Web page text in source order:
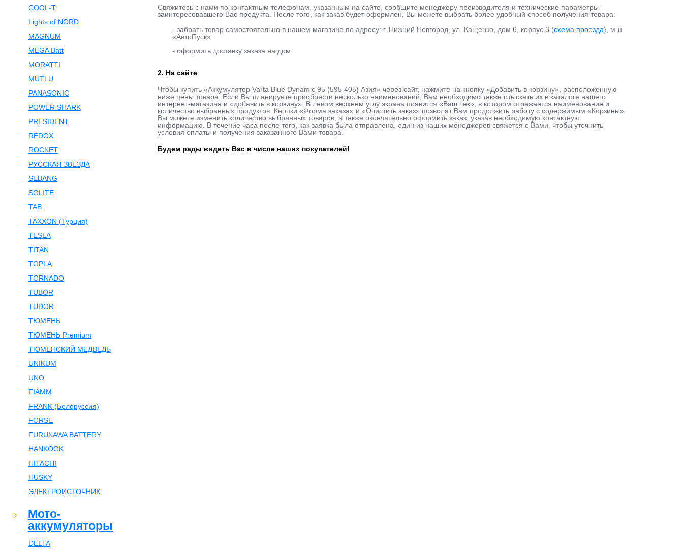
COOL-T
Lights of NORD
MAGNUM
MEGA Batt
MORATTI
MUTLU
PANASONIC
POWER SHARK
PRESIDENT
REDOX
ROCKET
РУССКАЯ ЗВЕЗДА
SEBANG
SOLITE
TAB
TAXXON (Турция)
TESLA
TITAN
TOPLA
TORNADO
TUBOR
TUDOR
ТЮМЕНЬ
ТЮМЕНЬ Premium
ТЮМЕНСКИЙ МЕДВЕДЬ
UNIKUM
UNO
FIAMM
FRANK (Белоруссия)
FORSE
FURUKAWA BATTERY
HANKOOK
HITACHI
HUSKY
ЭЛЕКТРОИСТОЧНИК
Мото-
аккумуляторы
DELTA
Свяжитесь с нами по контактным телефонам, указанным на сайте, сообщите менеджеру производителя и технические параметры
заинтересовавшего Вас продукта. После того, как заказ будет оформлен, Вы можете выбрать более удобный способ получения товара:
- забрать товар самостоятельно в нашем магазине по адресу: г. Нижний Новгород, ул. Кащенко, дом 6, корпус 3 (схема проезда), м-н
«АвтоПуск»
- оформить доставку заказа на дом.
2. На сайте
Чтобы купить «Аккумулятор Varta Blue Dynamic 95 (595 405) Азия» через сайт, нажмите на кнопку «Добавить в корзину», расположенную
ниже цены товара. Если Вы планируете приобрести несколько наименований, Вам необходимо также отыскать их в каталоге нашего
интернет-магазина и «добавить в корзину». В левом верхнем углу экрана появится «Ваш чек», в котором отражается наименование и
количество выбранных продуктов. Кнопки «Форма заказа» и «Очистить заказ» позволят Вам продолжить работу с содержимым «Корзины».
Вы можете изменить количество выбранных товаров, а также окончательно оформить заказ, указав необходимую контактную
информацию. В течение часа после того, как заявка была отправлена, один из наших менеджеров свяжется с Вами, чтобы уточнить
условия оплаты и получения заказанного Вами товара.
Будем рады видеть Вас в числе наших покупателей!